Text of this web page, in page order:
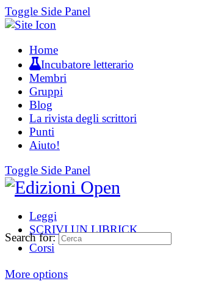
Toggle Side Panel
Home
Incubatore letterario
Membri
Gruppi
Blog
La rivista degli scrittori
Punti
Aiuto!
Toggle Side Panel
Leggi
SCRIVI UN LIBRICK
Corsi
More options
Search for: